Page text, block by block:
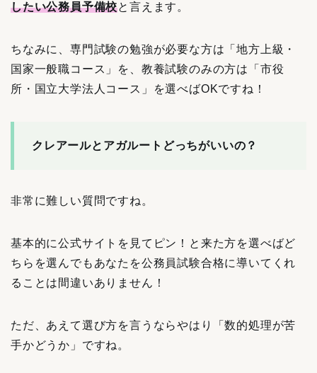
したい公務員予備校と言えます。
ちなみに、専門試験の勉強が必要な方は「地方上級・
国家一般職コース」を、教養試験のみの方は「市役
所・国立大学法人コース」を選べばOKですね！
クレアールとアガルートどっちがいいの？
非常に難しい質問ですね。
基本的に公式サイトを見てピン！と来た方を選べばど
ちらを選んでもあなたを公務員試験合格に導いてくれ
ることは間違いありません！
ただ、あえて選び方を言うならやはり「数的処理が苦
手かどうか」ですね。